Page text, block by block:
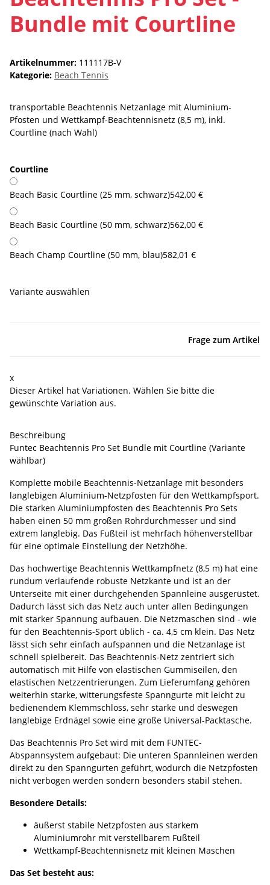
Bundle mit Courtline
Artikelnummer: 111117B-V
Kategorie: Beach Tennis
transportable Beachtennis Netzanlage mit Aluminium-
Pfosten und Wettkampf-Beachtennisnetz (8,5 m), inkl.
Courtline (nach Wahl)
Courtline
Beach Basic Courtline (25 mm, schwarz)542,00 €
Beach Basic Courtline (50 mm, schwarz)562,00 €
Beach Champ Courtline (50 mm, blau)582,01 €
Variante auswählen
Frage zum Artikel
x
Dieser Artikel hat Variationen. Wählen Sie bitte die
gewünschte Variation aus.
Beschreibung
Funtec Beachtennis Pro Set Bundle mit Courtline (Variante
wählbar)
Komplette mobile Beachtennis-Netzanlage mit besonders
langlebigen Aluminium-Netzpfosten für den Wettkampfsport.
Die starken Aluminiumpfosten des Beachtennis Pro Sets
haben einen 50 mm großen Rohrdurchmesser und sind
extrem langlebig. Das Fußteil ist mehrfach höhenverstellbar
für eine optimale Einstellung der Netzhöhe.
Das hochwertige Beachtennis Wettkampfnetz (8,5 m) hat eine
rundum verlaufende robuste Netzkante und ist an der
Unterseite mit einer durchgehenden Spannleine ausgerüstet.
Dadurch lässt sich das Netz auch unter allen Bedingungen
mit starker Spannung aufbauen. Die Netzmaschen sind - wie
für den Beachtennis-Sport üblich - ca. 4,5 cm klein. Das Netz
lässt sich sehr einfach aufspannen und die Netzanlage ist
schnell spielbereit. Das Beachtennis-Netz zentriert sich
automatisch mit Hilfe von elastischen Gummiseilen, den
elastischen Netzzentrierungen. Zum Lieferumfang gehören
weiterhin starke, witterungsfeste Spanngurte mit leicht zu
bedienendem Klemmschloss, sehr starke und deswegen
langlebige Erdnägel sowie eine große Universal-Packtasche.
Das Beachtennis Pro Set wird mit dem FUNTEC-
Abspannsystem aufgebaut: Die unteren Spannleinen werden
direkt zu den Spanngurten geführt, wodurch die Netzpfosten
nicht verbogen werden sondern besonders stabil stehen.
Besondere Details:
äußerst stabile Netzpfosten aus starkem
Aluminiumrohr mit verstellbarem Fußteil
Wettkampf-Beachtennisnetz mit kleinen Maschen
Das Set besteht aus: